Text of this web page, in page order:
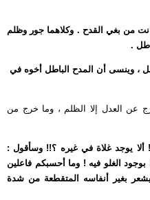
من بغي القدح . وكلاهما جور وظلم
.
، وينسى أن المدح الباطل أخوه في
عن العدل إلا الظلم ، وما خرج من
يوجد غلاة في غيره ؟!! وسأقول :
بوجود الغلو فيه ! وما أحسبكم فاعلين
يشعر بغير أنفاسه المتقطعة من شدة